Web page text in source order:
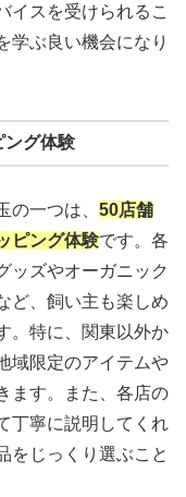
イスを受けられるこ
学ぶ良い機会になり
ング体験
の一つは、 50店舗
ピング体験です。各
ッズやオーガニック
ど、飼い主も楽しめ
。特に、関東以外か
域限定のアイテムや
ます。また、各店の
丁寧に説明してくれ
をじっくり選ぶこと